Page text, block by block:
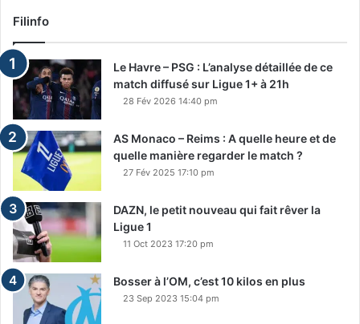
Filinfo
Le Havre – PSG : L’analyse détaillée de ce
match diffusé sur Ligue 1+ à 21h
28 Fév 2026 14:40 pm
AS Monaco – Reims : A quelle heure et de
quelle manière regarder le match ?
27 Fév 2025 17:10 pm
DAZN, le petit nouveau qui fait rêver la
Ligue 1
11 Oct 2023 17:20 pm
Bosser à l’OM, c’est 10 kilos en plus
23 Sep 2023 15:04 pm